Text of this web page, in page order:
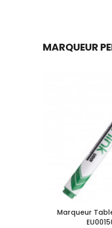
MARQUEUR
Marqueur